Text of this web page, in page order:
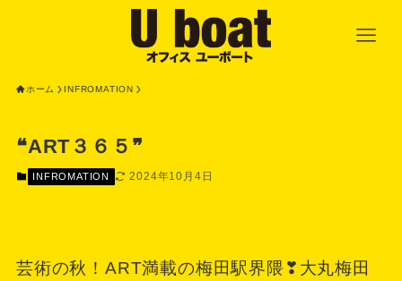
ホーム INFROMATION
❝ART３６５❞
INFROMATION 2024年10月4日
芸術の秋！ART満載の梅田駅界隈❣大丸梅田